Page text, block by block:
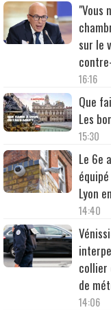
"Vous
sur le
16:16
Que
Les
15:30
Le 6e
Lyon
14:40
collier
de
14:06